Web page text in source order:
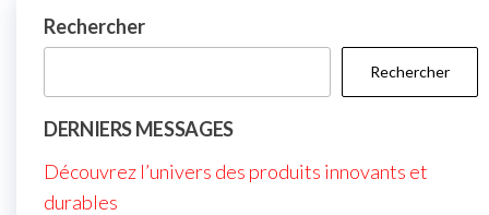
Rechercher
Rechercher
DERNIERS MESSAGES
Découvrez l’univers des produits innovants et
durables